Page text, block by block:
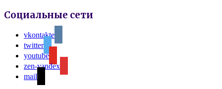
Социальные сети
vkontakte
twitter
youtube
zen-yandex
mail